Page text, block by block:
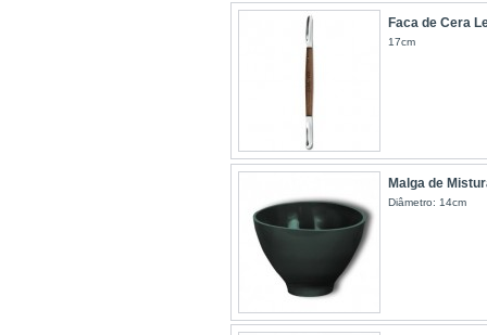
Faca de Cera
17cm
Malga de
Diâmetro: 14cm